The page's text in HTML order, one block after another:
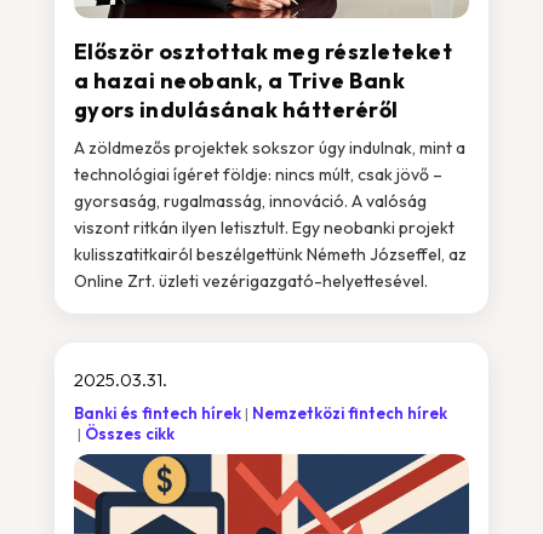
Először osztottak meg részleteket
a hazai neobank, a Trive Bank
gyors indulásának hátteréről
A zöldmezős projektek sokszor úgy indulnak, mint a
technológiai ígéret földje: nincs múlt, csak jövő –
gyorsaság, rugalmasság, innováció. A valóság
viszont ritkán ilyen letisztult. Egy neobanki projekt
kulisszatitkairól beszélgettünk Németh Józseffel, az
Online Zrt. üzleti vezérigazgató-helyettesével.
2025.03.31.
Banki és fintech hírek
Nemzetközi fintech hírek
Összes cikk